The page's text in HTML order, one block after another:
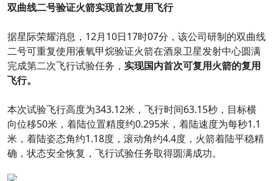
双曲线二号验证火箭实现首次复用飞行
据星际荣耀消息，12月10日17时07分，该公司研制的双曲线
二号可重复使用液氧甲烷验证火箭在酒泉卫星发射中心圆满
完成第二次飞行试验任务， 实现国内首次可复用火箭的复用
飞行。
本次试验飞行高度为343.12米，飞行时间63.15秒，目标横
向位移50米，着陆位置精度约0.295米，着陆速度为每秒1.1
米，着陆姿态角约1.18度，滚动角约4.4度，火箭着陆平稳精
确，状态安全恢复，飞行试验任务取得圆满成功。